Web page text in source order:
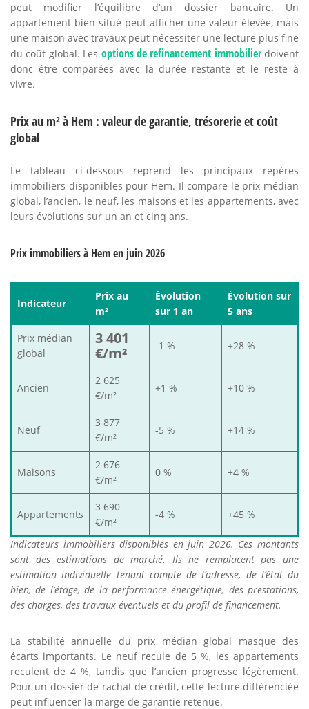
peut modifier l’équilibre d’un dossier bancaire. Un
appartement bien situé peut afficher une valeur élevée, mais
une maison avec travaux peut nécessiter une lecture plus fine
du coût global. Les options de refinancement immobilierdoivent
donc être comparées avec la durée restante et le reste à
vivre.
Prix au m² à Hem : valeur de garantie, trésorerie et coût
global
Le tableau ci-dessous reprend les principaux repères
immobiliers disponibles pour Hem. Il compare le prix médian
global, l’ancien, le neuf, les maisons et les appartements, avec
leurs évolutions sur un an et cinq ans.
Prix immobiliers à Hem en juin 2026
Indicateur
Prix au
m²
Évolution
sur 1 an
Évolution sur
5 ans
Prix médian
global
3 401
€/m²
-1 % +28 %
Ancien
2 625
€/m²
+1 % +10 %
Neuf
3 877
€/m²
-5 % +14 %
Maisons
2 676
€/m²
0 % +4 %
Appartements
3 690
€/m²
-4 % +45 %
Indicateurs immobiliers disponibles en juin 2026. Ces montants
sont des estimations de marché. Ils ne remplacent pas une
estimation individuelle tenant compte de l’adresse, de l’état du
bien, de l’étage, de la performance énergétique, des prestations,
des charges, des travaux éventuels et du profil de financement.
La stabilité annuelle du prix médian global masque des
écarts importants. Le neuf recule de 5 %, les appartements
reculent de 4 %, tandis que l’ancien progresse légèrement.
Pour un dossier de rachat de crédit, cette lecture différenciée
peut influencer la marge de garantie retenue.